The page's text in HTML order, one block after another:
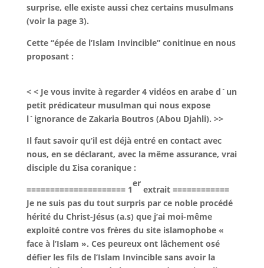
surprise, elle existe aussi chez certains musulmans
(voir la page 3).
Cette “épée de l’Islam Invincible” conitinue en nous
proposant :
< < Je vous invite à regarder 4 vidéos en arabe d`un
petit prédicateur musulman qui nous expose
l`ignorance de Zakaria Boutros (Abou Djahli). >>
Il faut savoir qu’il est déjà entré en contact avec
nous, en se déclarant, avec la même assurance, vrai
disciple du Σisa coranique :
===================== 1
er
extrait ============
Je ne suis pas du tout surpris par ce noble procédé
hérité du Christ-Jésus (a.s) que j’ai moi-même
exploité contre vos frères du site islamophobe «
face à l’Islam ». Ces peureux ont lâchement osé
défier les fils de l’Islam Invincible sans avoir la